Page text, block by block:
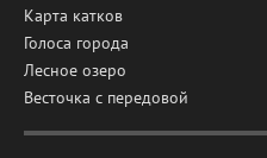
Карта катков
Голоса города
Лесное озеро
Весточка с передовой